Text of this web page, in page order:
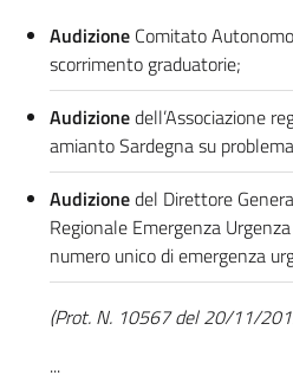
Audizione Comitato
scorrimento graduatorie;
Audizionedell’Associazione
amianto Sardegna su
Audizionedel Direttore
Regionale Emergenza
numero unico di emergenza
(Prot. N. 10567 del 20/11/
...